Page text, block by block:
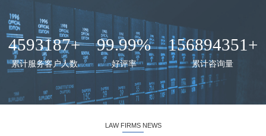
4593187+
累计服务客户人数
99.99%
好评率
156894351+
累计咨询量
LAW FIRMS NEWS